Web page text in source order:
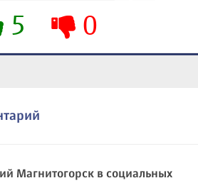
5 0
Магнитогорск в социальных